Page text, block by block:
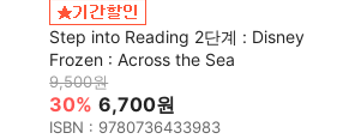
Step into Reading 2단계 : Disney
Frozen : Across the Sea
9,500원
30% 6,700원
ISBN : 9780736433983